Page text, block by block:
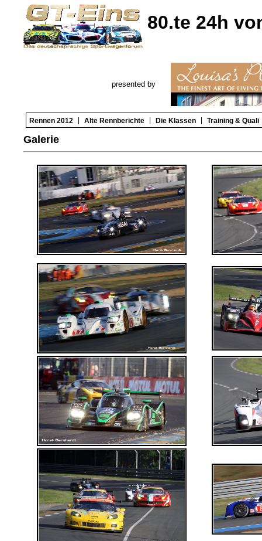
80.te 24h
presented by
Rennen 2012 Alte Rennberichte Die Klassen Training & Quali
Galerie